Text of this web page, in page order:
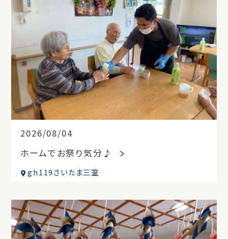
2026/08/04
ホームでお祭り気分♪
gh119さいたま三室